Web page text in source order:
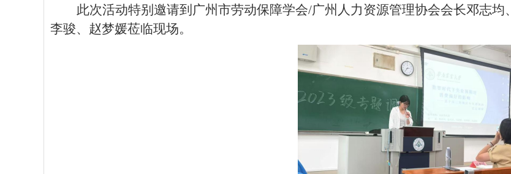
此次活动特别邀请到广州市劳动保障学会/广州人力资源管理协会会长邓志均、
李骏、 赵梦媛莅临现场。